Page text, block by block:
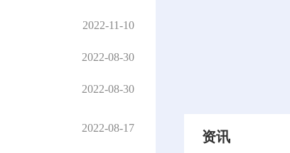
2022-11-10
2022-08-30
2022-08-30
2022-08-17
资讯